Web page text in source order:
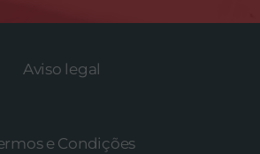
Aviso legal
e Condições